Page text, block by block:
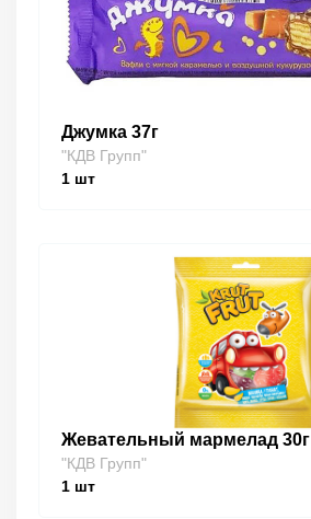
Джумка 37г
"КДВ Групп"
1 шт
Жевательный мармелад 30г
"КДВ Групп"
1 шт